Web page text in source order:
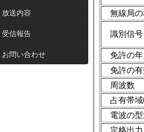
放送内容
受信報告
お問い合わせ
無線局
識別信
免許の
免許の
周波数
占有帯
電波の